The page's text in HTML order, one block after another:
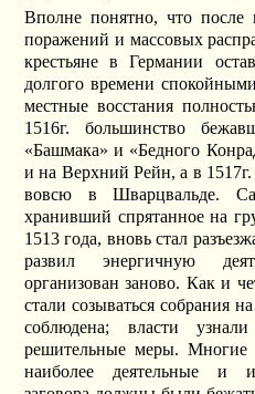
Вполне понятно, что после
поражений и массовых
крестьяне в Германии
долгого времени
местные восстания
1516г. большинство
«Башмака» и «Бедного
и на Верхний Рейн, а в
вовсю в Шварцвальде.
хранивший спрятанное на
1513 года, вновь стал
развил энергичную
организован заново. Как и
стали созываться собрания
соблюдена; власти
решительные меры. Многие
наиболее деятельные и